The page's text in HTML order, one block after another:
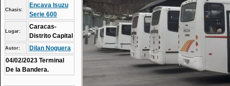
Chasis:
Encava Isuzu
Serie 600
Lugar:
Caracas-
Distrito Capital
Autor:
Dilan Noguera
04/02/2023 Terminal
De la Bandera.